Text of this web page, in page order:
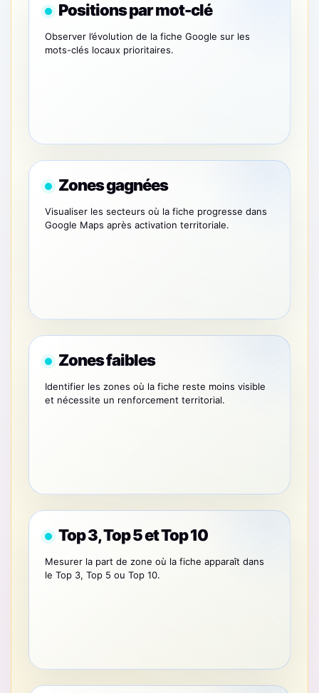
Positions par mot-clé
Observer l’évolution de la fiche Google sur les
mots-clés locaux prioritaires.
Zones gagnées
Visualiser les secteurs où la fiche progresse dans
Google Maps après activation territoriale.
Zones faibles
Identifier les zones où la fiche reste moins visible
et nécessite un renforcement territorial.
Top 3, Top 5 et Top 10
Mesurer la part de zone où la fiche apparaît dans
le Top 3, Top 5 ou Top 10.